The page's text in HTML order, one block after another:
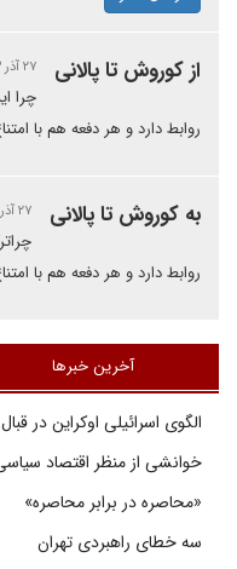
از کوروش تا پالانی ۲۷ آذر ۱۴۰۳ | ۱۲:۳۴
چرا
روابط دارد و هر دفعه هم با
به کوروش تا پالانی ۲۷ آذر ۱۴۰۳ | ۱۹:۲۶
روابط دارد و هر دفعه هم با
آخرین خبرها
الگوی اسرائیلی اوکراین در
خوانشی از منظر اقتصاد
«محاصره در برابر محاصره»
سه خطای راهبردی تهران